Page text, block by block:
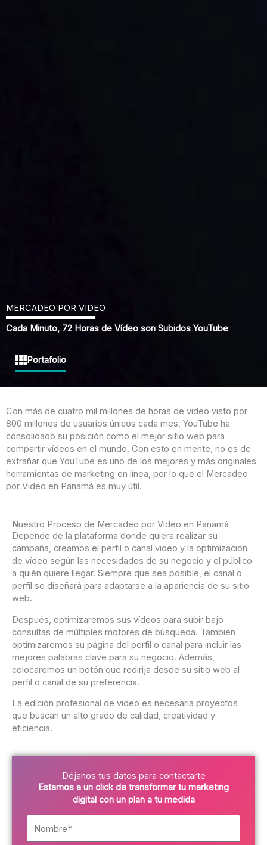
MERCADEO POR VIDEO
Cada Minuto, 72 Horas de Vídeo son Subidos YouTube
Portafolio
Con más de cuatro mil millones de horas de video visto por
800 millones de usuarios únicos cada mes, YouTube ha
consolidado su posición como el mejor sitio web para
compartir vídeos en el mundo. Con esto en mente, no es de
extrañar que YouTube es uno de los mejores y más originales
herramientas de marketing en línea, por lo que el Mercadeo
por Video en Panamá es muy útil.
Nuestro Proceso de Mercadeo por Video en Panamá
Depende de la plataforma donde quiera realizar su
campaña, creamos el perfil o canal video y la optimización
de vídeo según las necesidades de su negocio y el público
a quién quiere llegar. Siempre que sea posible, el canal o
perfil se diseñará para adaptarse a la apariencia de su sitio
web.
Después, optimizaremos sus vídeos para subir bajo
consultas de múltiples motores de búsqueda. También
optimizaremos su página del perfil o canal para incluir las
mejores palabras clave para su negocio. Además,
colocaremos un botón que redirija desde su sitio web al
perfil o canal de su preferencia.
La edición profesional de video es necesaria proyectos
que buscan un alto grado de calidad, creatividad y
eficiencia.
Déjanos tus datos para contactarte
Estamos a un click de transformar tu marketing
digital con un plan a tu medida